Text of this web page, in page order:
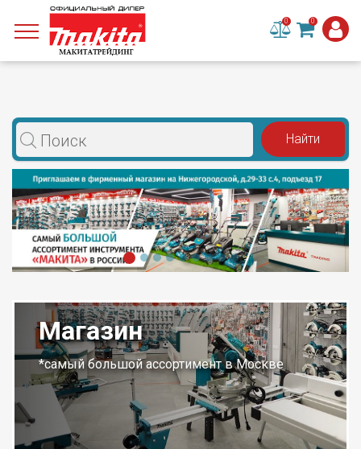
0 0
Магазин
*самый большой ассортимент в Москве